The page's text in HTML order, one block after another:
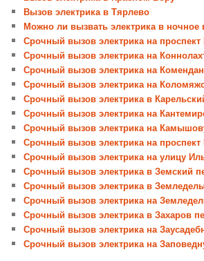
Вызов электрика в Тярлево
Можно ли вызвать электрика в ночное
Срочный вызов электрика на проспект
Срочный вызов электрика на
Срочный вызов электрика на
Срочный вызов электрика на
Срочный вызов электрика в
Срочный вызов электрика на
Срочный вызов электрика на
Срочный вызов электрика на проспект
Срочный вызов электрика на улицу
Срочный вызов электрика в Земский
Срочный вызов электрика в
Срочный вызов электрика на
Срочный вызов электрика в Захаров
Срочный вызов электрика на
Срочный вызов электрика на